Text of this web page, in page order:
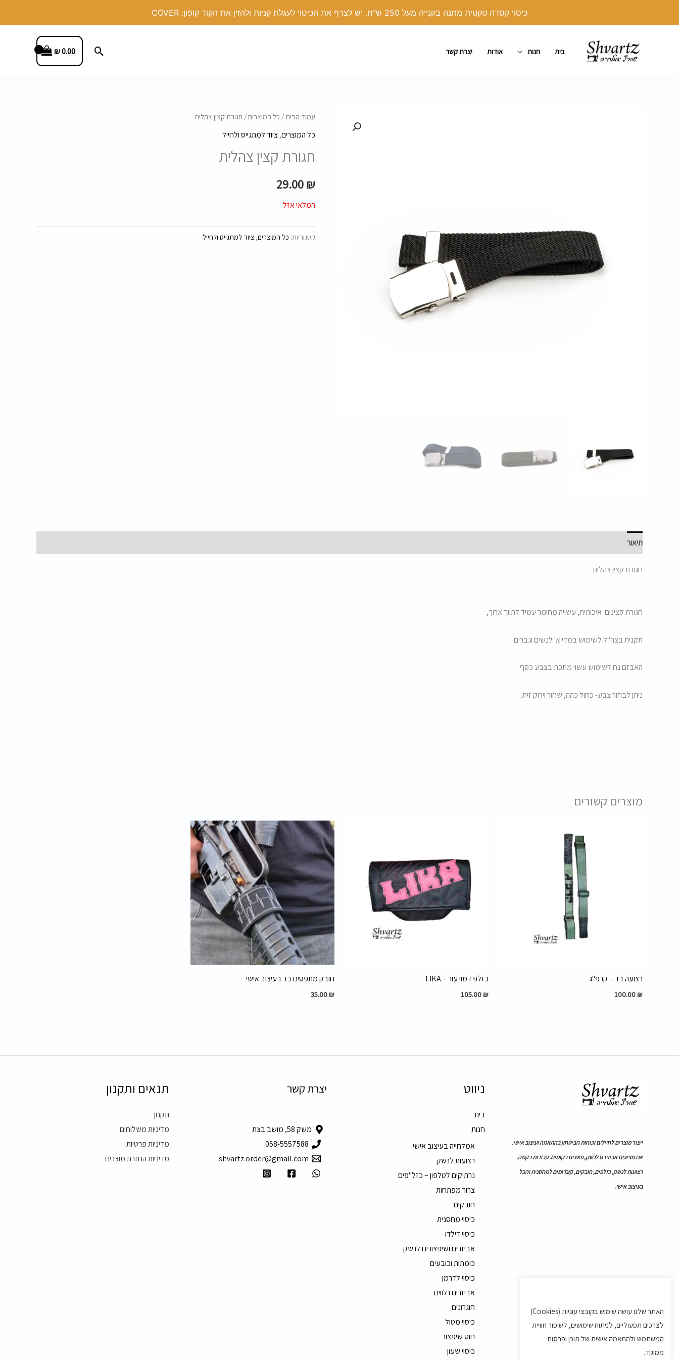
כיסוי קסדה טקטית מתנה בקנייה מעל 250 ש"ח. יש לצרף את הכיסוי לעגלת קניות ולהזין את הקוד קופון: COVER
בית חנות אודות יצרת קשר חיפוש 0.00
₪
עמוד הבית/ כל המוצרים / חגורת קצין צהלית
כל המוצרים,ציוד למתגייס ולחייל
חגורת קצין צהלית
29.00₪
המלאי אזל
קטגוריות: כל המוצרים, ציוד למתגייס ולחייל
תיאור
חגורת קצין צהלית
חגורת קצינים איכותית, עשויה מחומר עמיד לתווך ארוך,
תקנית בצה"ל לשימוש במדי א' לנשים וגברים.
האבזם נח לשימוש עשוי מתכת בצבע כסף.
ניתן לבחור צבע- כחול כהה, שחור וירוק זית.
מוצרים קשורים
רצועה בד – קרפ"ג
100.00 ₪
כזלפ דמוי עור – LIKA
105.00 ₪
חובק מתפסים בד בעיצוב אישי
35.00 ₪
ייצור מוצרים לחיילים וכוחות הביטחון בהתאמה ועיצוב אישי.
אנו מציעים אביזירם לנשק, פאצים רקומים. עבודות רקמה.
רצועות לנשק, כזלפים, חובקים, קונדומים למחסנית והכל
בעיצוב אישי.
ניווט
בית
חנות
אמלחייה בעיצוב אישי
רצועות לנשק
נרתיקים לטלפון – כזל"פים
צרור מפתחות
חובקים
כיסוי מחסנית
כיסוי דילדו
אביזרים ושיפצורים לנשק
כומתות וכובעים
כיסוי לדרמן
אביזרים נלווים
חוגרונים
כיסוי מטול
חוט שיפצור
כיסוי שעון
יצרת קשר
משק 58, מושב בצת
058-5557588
shvartz.order@gmail.com
תנאים ותקנון
תקנון
מדיניות משלוחים
מדיניות פרטיות
מדיניות החזרת מוצרים
האתר שלנו עושה שימוש בקובצי עוגיות (Cookies)
לצרכים תפעוליים, לניתוח שימושים, לשיפור חוויית
המשתמש ולהתאמה אישית של תוכן ופרסום
ממוקד.